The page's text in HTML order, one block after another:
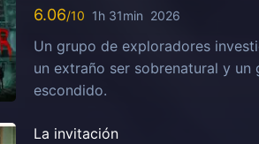
6.06 1h 31min 2026
Un grupo de exploradores
un extraño ser sobrenatural y
escondido.
La invitación